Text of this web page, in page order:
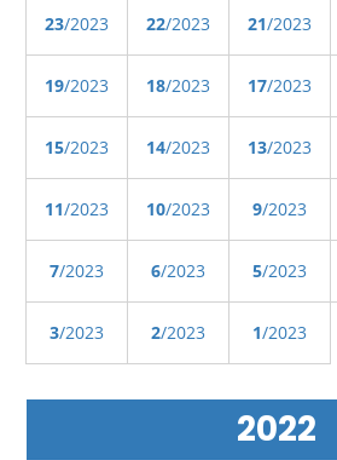
23/2023 22/2023 21/2023
19/2023 18/2023 17/2023
15/2023 14/2023 13/2023
11/2023 10/2023 9/2023
7/2023 6/2023 5/2023
3/2023 2/2023 1/2023
2022